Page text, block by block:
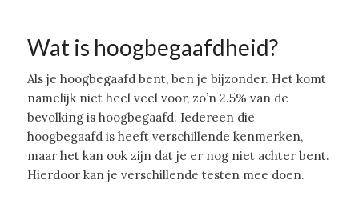
Wat is hoogbegaafdheid?
Als je hoogbegaafd bent, ben je bijzonder. Het komt
namelijk niet heel veel voor, zo’n 2.5% van de
bevolking is hoogbegaafd. Iedereen die
hoogbegaafd is heeft verschillende kenmerken,
maar het kan ook zijn dat je er nog niet achter bent.
Hierdoor kan je verschillende testen mee doen.